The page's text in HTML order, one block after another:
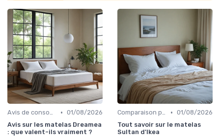
Avis de consommateurs • 01/08/2026
Avis sur les matelas Dreamea
: que valent-ils vraiment ?
Comparaison par marque • 01/08/2026
Tout savoir sur le matelas
Sultan d'Ikea